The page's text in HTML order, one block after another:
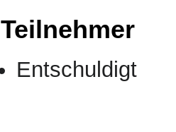
Teilnehmer
Entschuldigt